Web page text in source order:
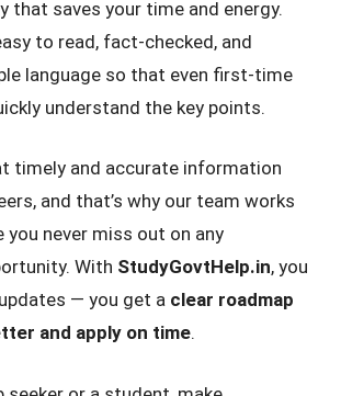
that saves your time and energy.
to read, fact-checked, and
language so that even first-time
understand the key points.
timely and accurate information
and that’s why our team works
you never miss out on any
With StudyGovtHelp.in, you
— you get a clear roadmap
and apply on time.